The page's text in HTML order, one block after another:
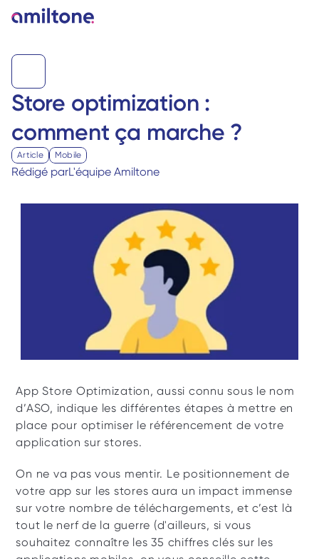
Store optimization :
comment ça marche ?
Article Mobile
Rédigé parL'équipe Amiltone
App Store Optimization, aussi connu sous le nom
d’ASO, indique les différentes étapes à mettre en
place pour optimiser le référencement de votre
application sur stores.
On ne va pas vous mentir. Le positionnement de
votre app sur les stores aura un impact immense
sur votre nombre de téléchargements, et c’est là
tout le nerf de la guerre (d'ailleurs, si vous
souhaitez connaître les 35 chiffres clés sur les